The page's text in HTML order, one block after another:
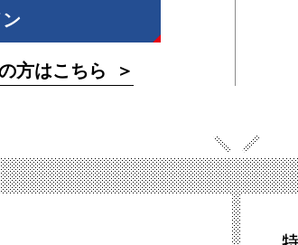
方はこちら